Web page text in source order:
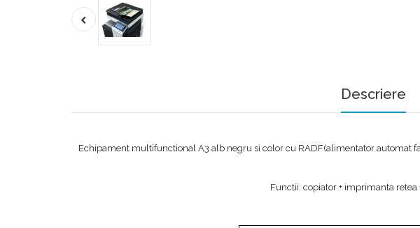
Descriere
Echipament multifunctional A3 alb negru si color cu RADF(alimentator automat
Functii: copiator + imprimanta